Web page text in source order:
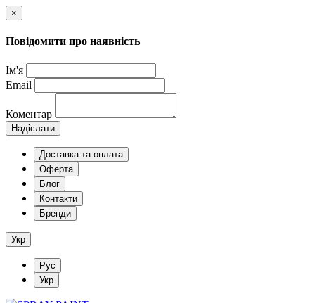
×
Повідомити про наявність
Ім'я
Email
Коментар
Надіслати
Доставка та оплата
Оферта
Блог
Контакти
Бренди
Укр
Рус
Укр